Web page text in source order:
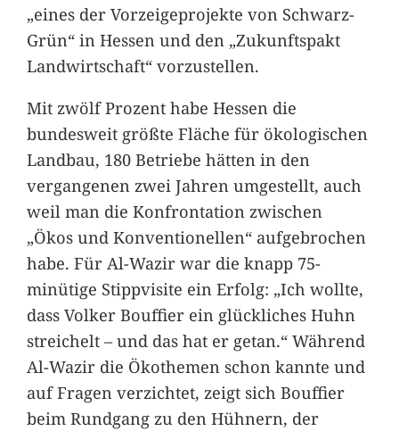
„eines der Vorzeigeprojekte von Schwarz-
Grün“ in Hessen und den „Zukunftspakt
Landwirtschaft“ vorzustellen.
Mit zwölf Prozent habe Hessen die
bundesweit größte Fläche für ökologischen
Landbau, 180 Betriebe hätten in den
vergangenen zwei Jahren umgestellt, auch
weil man die Konfrontation zwischen
„Ökos und Konventionellen“ aufgebrochen
habe. Für Al-Wazir war die knapp 75-
minütige Stippvisite ein Erfolg: „Ich wollte,
dass Volker Bouffier ein glückliches Huhn
streichelt – und das hat er getan.“ Während
Al-Wazir die Ökothemen schon kannte und
auf Fragen verzichtet, zeigt sich Bouffier
beim Rundgang zu den Hühnern, der